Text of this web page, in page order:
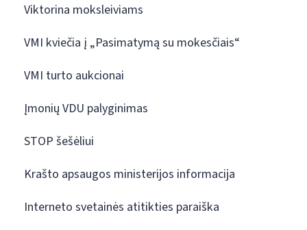
Viktorina moksleiviams
VMI kviečia į „Pasimatymą su mokesčiais“
VMI turto aukcionai
Įmonių VDU palyginimas
STOP šešėliui
Krašto apsaugos ministerijos informacija
Interneto svetainės atitikties paraiška